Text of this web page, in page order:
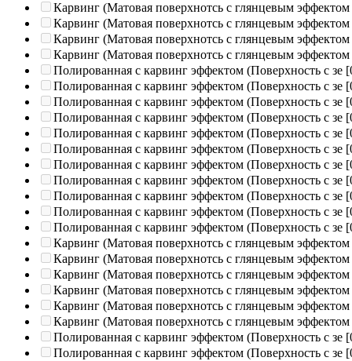
Карвинг (Матовая поверхнотсь с глянцевым эффектом
Карвинг (Матовая поверхнотсь с глянцевым эффектом
Карвинг (Матовая поверхнотсь с глянцевым эффектом
Карвинг (Матовая поверхнотсь с глянцевым эффектом
Полированная c карвинг эффектом (Поверхность с зе
Полированная c карвинг эффектом (Поверхность с зе
Полированная c карвинг эффектом (Поверхность с зе
Полированная c карвинг эффектом (Поверхность с зе
Полированная c карвинг эффектом (Поверхность с зе
Полированная c карвинг эффектом (Поверхность с зе
Полированная c карвинг эффектом (Поверхность с зе
Полированная c карвинг эффектом (Поверхность с зе
Полированная c карвинг эффектом (Поверхность с зе
Полированная c карвинг эффектом (Поверхность с зе
Полированная c карвинг эффектом (Поверхность с зе
Карвинг (Матовая поверхнотсь с глянцевым эффектом
Карвинг (Матовая поверхнотсь с глянцевым эффектом
Карвинг (Матовая поверхнотсь с глянцевым эффектом
Карвинг (Матовая поверхнотсь с глянцевым эффектом
Карвинг (Матовая поверхнотсь с глянцевым эффектом
Карвинг (Матовая поверхнотсь с глянцевым эффектом
Полированная c карвинг эффектом (Поверхность с зе
Полированная c карвинг эффектом (Поверхность с зе